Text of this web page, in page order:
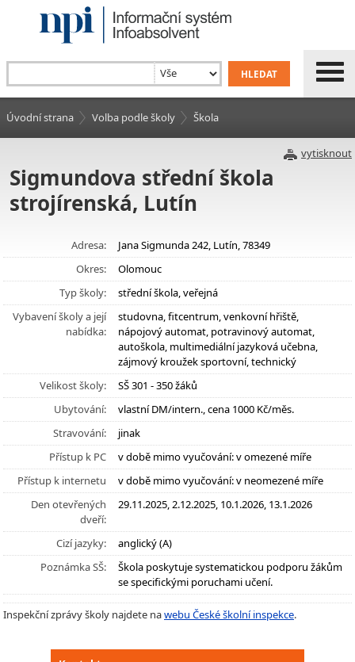
Úvodní strana Volba podle školy Škola
vytisknout
Sigmundova střední škola
strojírenská, Lutín
Adresa:
Jana Sigmunda 242, Lutín, 78349
Okres:
Olomouc
Typ školy:
střední škola, veřejná
Vybavení školy a její
nabídka:
studovna, fitcentrum, venkovní hřiště,
nápojový automat, potravinový automat,
autoškola, multimediální jazyková učebna,
zájmový kroužek sportovní, technický
Velikost školy:
SŠ 301 - 350 žáků
Ubytování:
vlastní DM/intern., cena 1000 Kč/měs.
Stravování:
jinak
Přístup k PC
v době mimo vyučování: v omezené míře
Přístup k internetu
v době mimo vyučování: v neomezené míře
Den otevřených
dveří:
29.11.2025, 2.12.2025, 10.1.2026, 13.1.2026
Cizí jazyky:
anglický (A)
Poznámka SŠ:
Škola poskytuje systematickou podporu žákům
se specifickými poruchami učení.
Inspekční zprávy školy najdete nawebu České školní inspekce.